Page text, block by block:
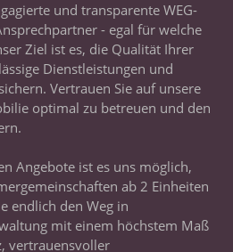
und transparente WEG-
- egal für welche
Ziel ist es, die Qualität Ihrer
Dienstleistungen und
Vertrauen Sie auf unsere
optimal zu betreuen und den
Angebote ist es uns möglich,
ab 2 Einheiten
endlich den Weg in
mit einem höchstem Maß
vertrauensvoller